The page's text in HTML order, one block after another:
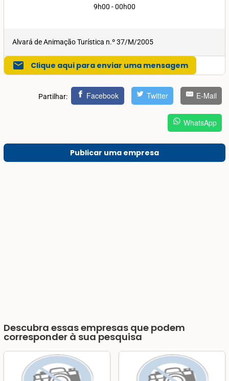
9h00 - 00h00
Alvará de Animação Turística n.º 37/M/2005
mail Clique aqui para enviar uma mensagem
Partilhar: Facebook Twitter E-Mail
WhatsApp
Publicar uma empresa
Descubra essas empresas que podem
corresponder à sua pesquisa